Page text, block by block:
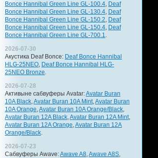
Bonce Hannibal Green Line GL-100.4, Deaf
Bonce Hannibal Green Line GL-130.4, Deaf
Bonce Hannibal Green Line GL-150.2, Deaf
Bonce Hannibal Green Line GL-150.4, Deaf
Bonce Hannibal Green Line GL-700.1.
2026-07-30
Акустика Deaf Bonce: Deaf Bonce Hannibal
HLG-25NEO, Deaf Bonce Hannibal HLG-
25NEO Bronze.
2026-07-28
Активыне сабвуферы Avatar:Avatar Buran
10A Black,Avatar Buran 10A Mint,Avatar Buran
10A Orange,Avatar Buran 10A Orange/Black,
Avatar Buran 12A Black,Avatar Buran 12A Mint,
Avatar Buran 12A Orange,Avatar Buran 12A
Orange/Black.
2026-07-23
Сабвуферы Awave:Awave A8,Awave A8S,